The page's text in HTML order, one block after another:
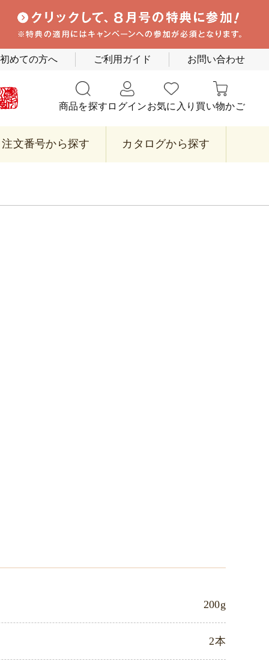
初めての方へ ご利用ガイド お問い合わせ
商品を探す ログインお気に入り 買い物かご
注文番号から探す カタログから探す
200g
2本